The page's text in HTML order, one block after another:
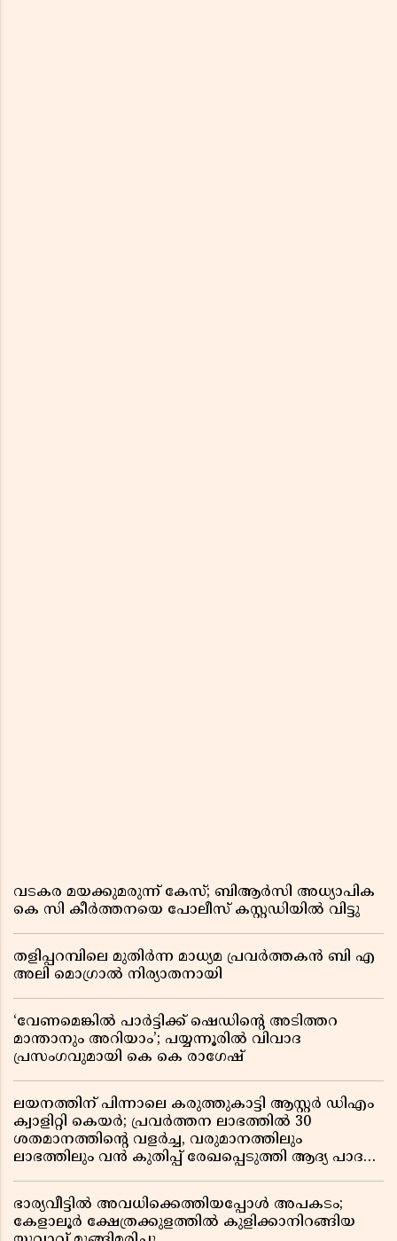
വടകര മയക്കുമരുന്ന് കേസ്; ബിആർസി അധ്യാപിക
കെ സി കീർത്തനയെ പോലീസ് കസ്റ്റഡിയിൽ വിട്ടു
തളിപ്പറമ്പിലെ മുതിർന്ന മാധ്യമ പ്രവർത്തകൻ ബി എ
അലി മൊഗ്രാൽ നിര്യാതനായി
‘വേണമെങ്കിൽ പാർട്ടിക്ക് ഷെഡിൻ്റെ അടിത്തറ
മാന്താനും അറിയാം’; പയ്യന്നൂരിൽ വിവാദ
പ്രസംഗവുമായി കെ കെ രാഗേഷ്
ലയനത്തിന് പിന്നാലെ കരുത്തുകാട്ടി ആസ്റ്റർ ഡിഎം
ക്വാളിറ്റി കെയർ; പ്രവർത്തന ലാഭത്തിൽ 30
ശതമാനത്തിൻ്റെ വളർച്ച, വരുമാനത്തിലും
ലാഭത്തിലും വൻ കുതിപ്പ് രേഖപ്പെടുത്തി ആദ്യ പാദ
ഭാര്യവീട്ടിൽ അവധിക്കെത്തിയപ്പോൾ അപകടം;
കേളാലൂർ ക്ഷേത്രക്കുളത്തിൽ കുളിക്കാനിറങ്ങിയ